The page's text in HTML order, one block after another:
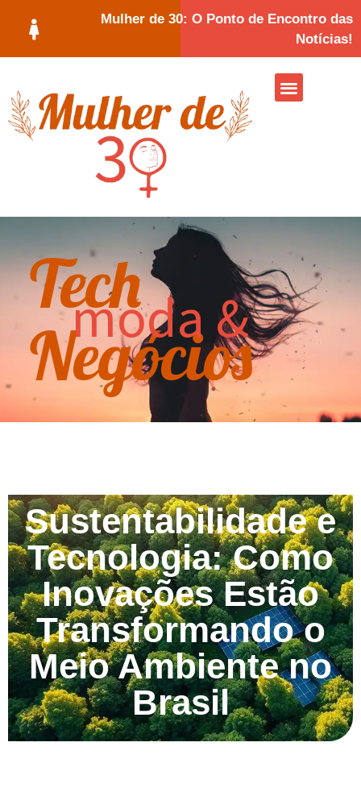
Mulher de 30: O Ponto de Encontro das
Notícias!
Tech
moda &
Negócios
Sustentabilidade e
Tecnologia: Como
Inovações Estão
Transformando o
Meio Ambiente no
Brasil